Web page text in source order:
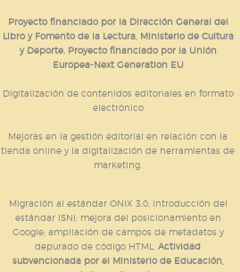
Proyecto financiado por la Dirección General del
Libro y Fomento de la Lectura, Ministerio de Cultura
y Deporte. Proyecto financiado por la Unión
Europea-Next Generation EU
Digitalización de contenidos editoriales en formato
electrónico
Mejoras en la gestión editorial en relación con la
tienda online y la digitalización de herramientas de
marketing.
Migración al estándar ONIX 3.0; introducción del
estándar ISNI; mejora del posicionamiento en
Google; ampliación de campos de metadatos y
depurado de código HTML.Actividad
subvencionada por el Ministerio de Educación,